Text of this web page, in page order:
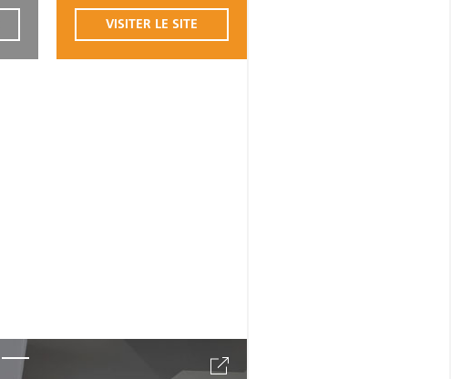
VISITER LE SITE